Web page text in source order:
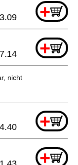
+
+
7.14
nicht bestellbar
+
+